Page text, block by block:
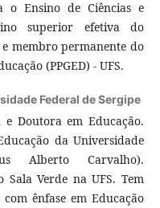
o Ensino de Ciências e
superior efetiva do
membro permanente do
(PPGED) - UFS.
Federal de Sergipe
e Doutora em Educação.
da Universidade
Alberto Carvalho).
Verde na UFS. Tem
ênfase em Educação